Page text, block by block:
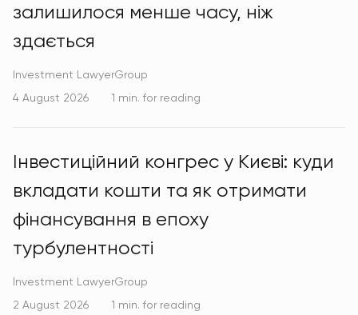
залишилося менше часу, ніж
здається
Investment LawyerGroup
4 August 2026
1 min. for reading
Інвестиційний конгрес у Києві: куди
вкладати кошти та як отримати
фінансування в епоху
турбулентності
Investment LawyerGroup
2 August 2026
1 min. for reading